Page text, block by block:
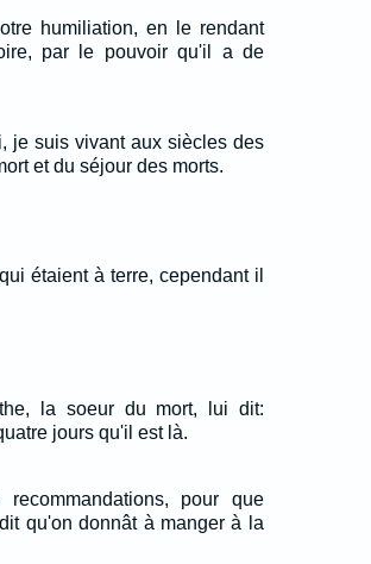
humiliation, en le rendant
par le pouvoir qu'il a de
je suis vivant aux siècles des
et du séjour des morts.
étaient à terre, cependant il
la soeur du mort, lui dit:
jours qu'il est là.
pour que
qu'on donnât à manger à la